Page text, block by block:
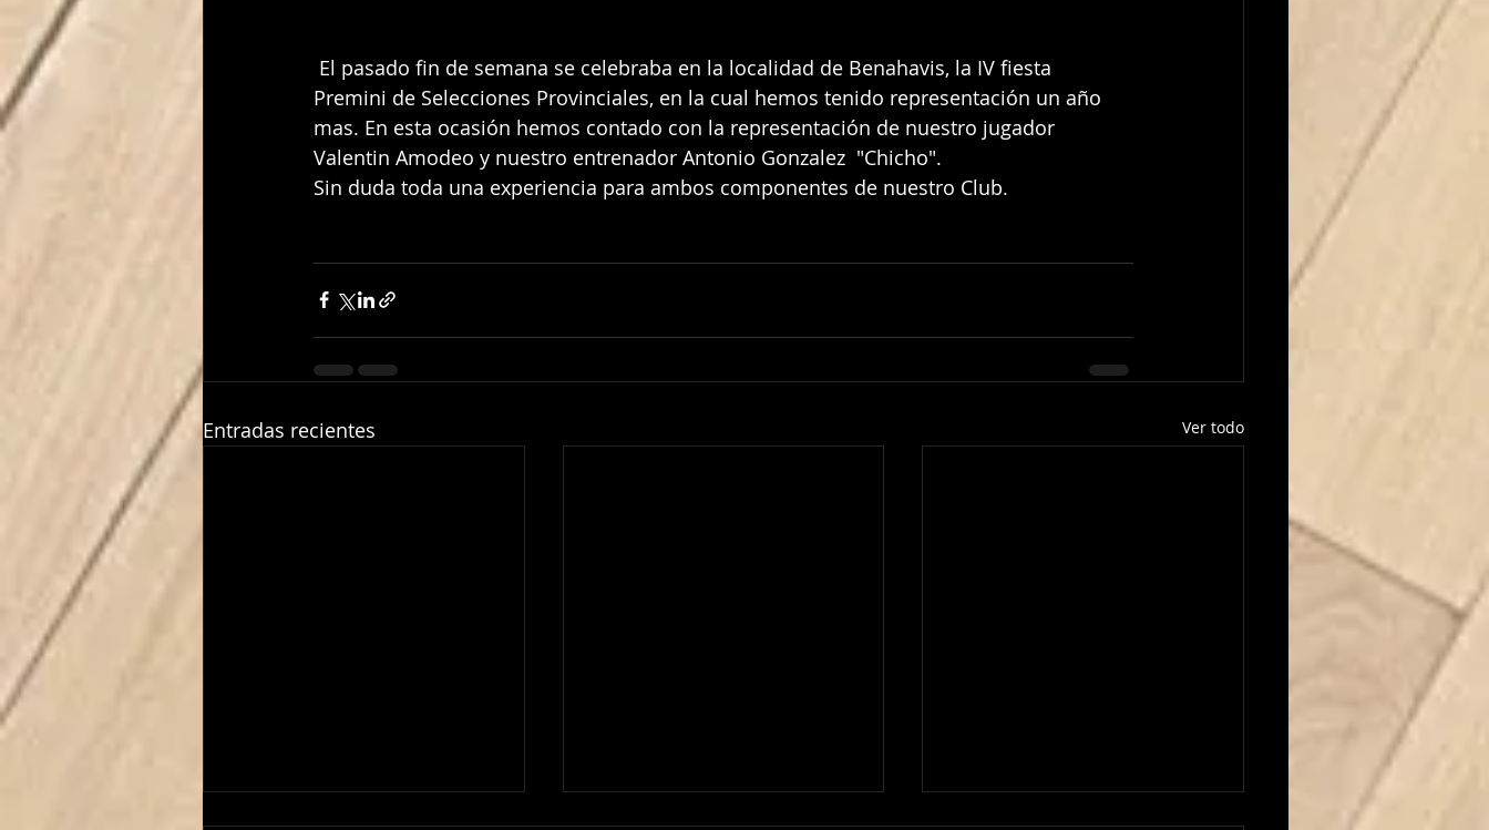
Premini de Selecciones Provinciales, en la cual hemos tenido representación un año
mas. En esta ocasión hemos contado con la representación de nuestro jugador
Valentin Amodeo y nuestro entrenador Antonio Gonzalez  "Chicho".
Sin duda toda una experiencia para ambos componentes de nuestro Club.
Entradas recientes Ver todo